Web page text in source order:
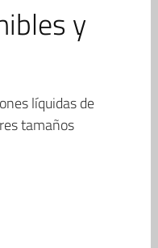
y
líquidas de
tamaños